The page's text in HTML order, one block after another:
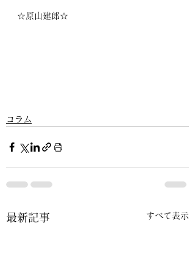
☆原山建郎☆
コラム
最新記事 すべて表示